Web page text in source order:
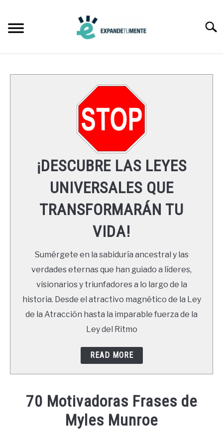
content
LEYES UNIVERSALES
RECURSOS
NEWSLETTER
¡DESCUBRE LAS LEYES
UNIVERSALES QUE
TRANSFORMARÁN TU
VIDA!
Sumérgete en la sabiduría ancestral y las
verdades eternas que han guiado a líderes,
visionarios y triunfadores a lo largo de la
historia. Desde el atractivo magnético de la Ley
de la Atracción hasta la imparable fuerza de la
Ley del Ritmo
READ MORE
70 Motivadoras Frases de
Myles Munroe